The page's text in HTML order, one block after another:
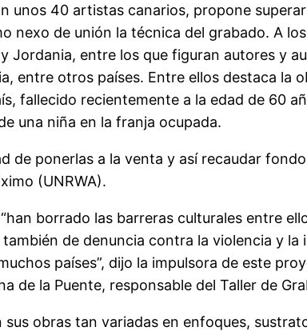
unos 40 artistas canarios, propone
de unión la técnica del grabado. A
entre los que figuran autores y
entre otros países. Entre ellos destaca la
fallecido recientemente a la edad de 60
una niña en la franja ocupada.
ponerlas a la venta y así recaudar
(UNRWA).
borrado las barreras culturales entre
de denuncia contra la violencia y la
países”, dijo la impulsora de este
de la Puente, responsable del Taller de
obras tan variadas en enfoques,